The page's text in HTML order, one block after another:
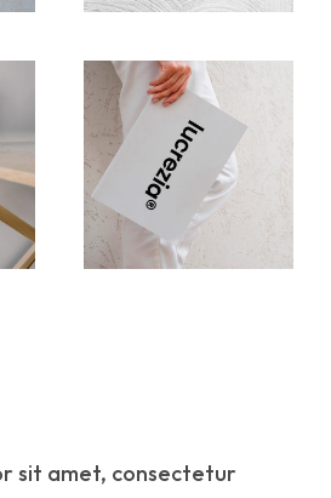
sit amet, consectetur